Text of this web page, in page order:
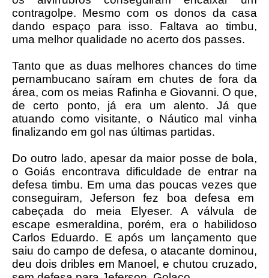
contragolpe. Mesmo com os donos da casa
dando espaço para isso. Faltava ao timbu,
uma melhor qualidade no acerto dos passes.
Tanto que as duas melhores chances do time
pernambucano saíram em chutes de fora da
área, com os meias Rafinha e Giovanni. O que,
de certo ponto, já era um alento. Já que
atuando como visitante, o Náutico mal vinha
finalizando em gol nas últimas partidas.
Do outro lado, apesar da maior posse de bola,
o Goiás encontrava dificuldade de entrar na
defesa timbu. Em uma das poucas vezes que
conseguiram, Jeferson fez boa defesa em
cabeçada do meia Elyeser. A válvula de
escape esmeraldina, porém, era o habilidoso
Carlos Eduardo. E após um lançamento que
saiu do campo de defesa, o atacante dominou,
deu dois dribles em Manoel, e chutou cruzado,